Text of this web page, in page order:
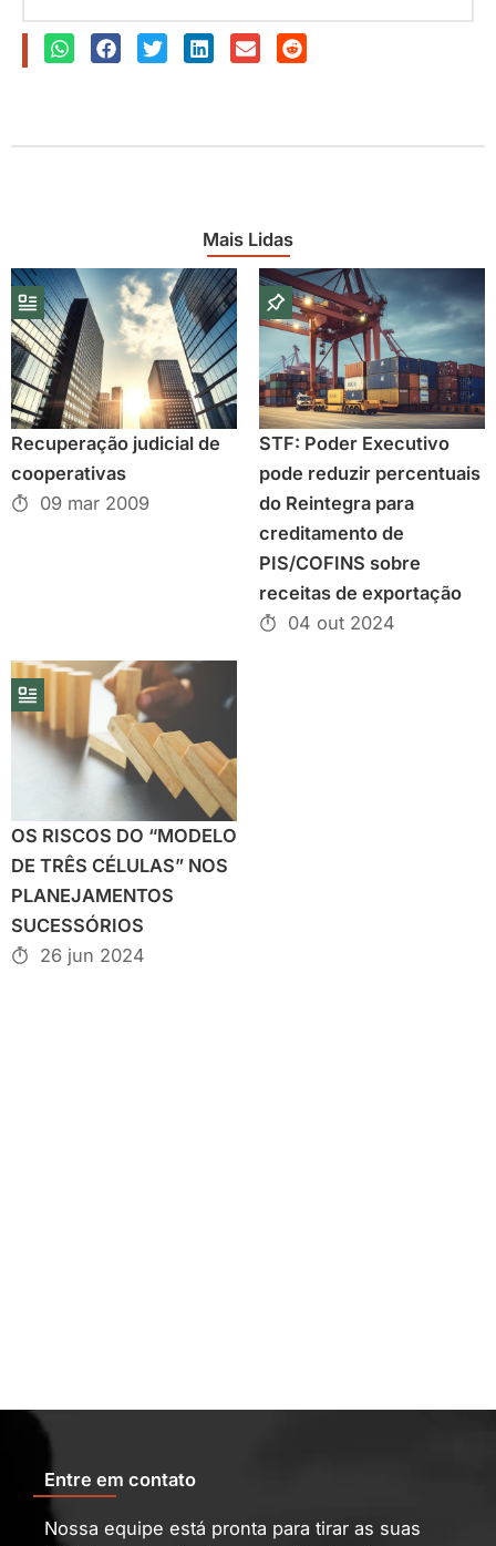
Mais Lidas
Recuperação judicial de
cooperativas
09 mar 2009
STF: Poder Executivo
pode reduzir percentuais
do Reintegra para
creditamento de
PIS/COFINS sobre
receitas de exportação
04 out 2024
OS RISCOS DO “MODELO
DE TRÊS CÉLULAS” NOS
PLANEJAMENTOS
SUCESSÓRIOS
26 jun 2024
Entre em contato
Nossa equipe está pronta para tirar as suas